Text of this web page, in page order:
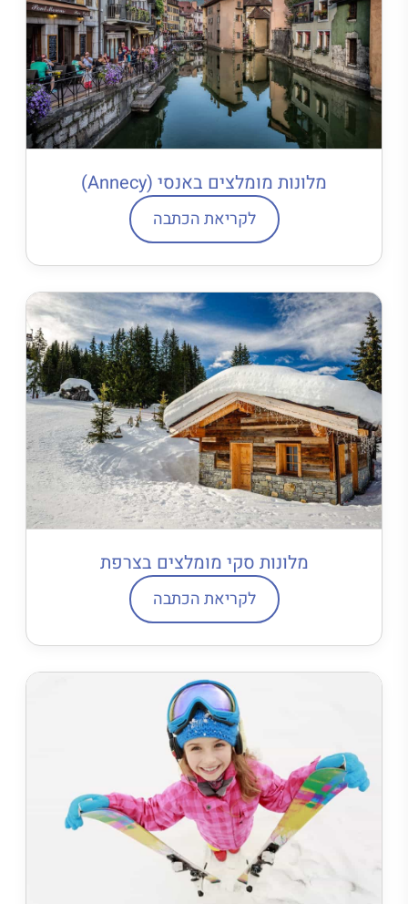
מלונות מומלצים באנסי (Annecy)
לקריאת הכתבה
מלונות סקי מומלצים בצרפת
לקריאת הכתבה